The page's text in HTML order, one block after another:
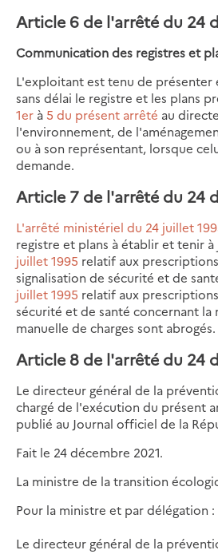
Article 6 de l'arrêté du 24
Communication des registres et
L'exploitant est tenu de
sans délai le registre et les plans
1er à 5 du présent arrêté au
l'environnement, de
ou à son représentant, lorsque
demande.
Article 7 de l'arrêté du 24
L'arrêté ministériel du 24 juillet
registre et plans à établir et tenir à
juillet 1995 relatif aux
signalisation de sécurité et de
juillet 1995 relatif aux
sécurité et de santé concernant la
manuelle de charges sont abrogés.
Article 8 de l'arrêté du 24
Le directeur général de la
chargé de l'exécution du présent
publié au Journal officiel de la
Fait le 24 décembre 2021.
La ministre de la transition
Pour la ministre et par délégation :
Le directeur général de la